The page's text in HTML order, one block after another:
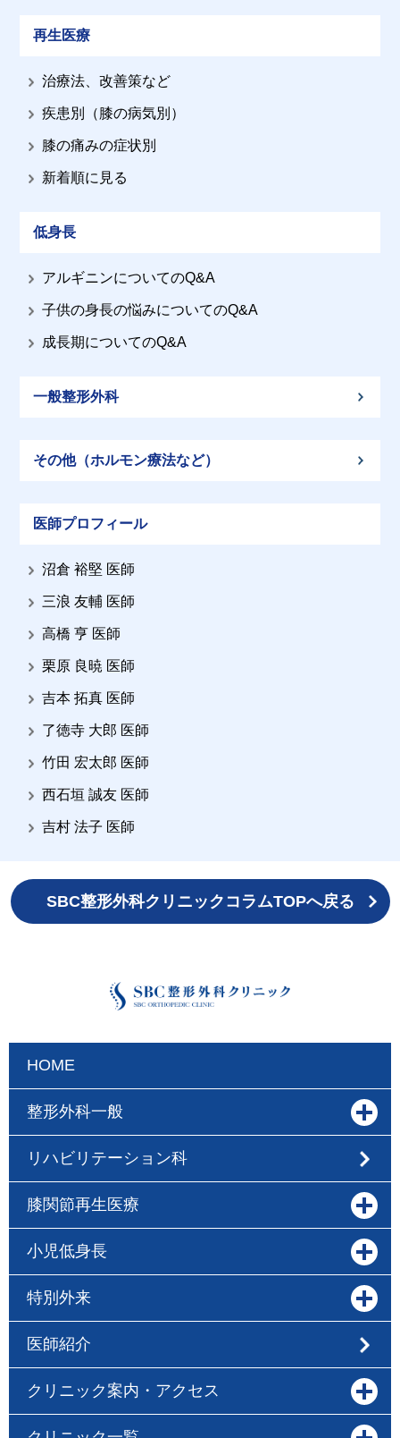
再生医療
治療法、改善策など
疾患別（膝の病気別）
膝の痛みの症状別
新着順に見る
低身長
アルギニンについてのQ&A
子供の身長の悩みについてのQ&A
成長期についてのQ&A
一般整形外科
その他（ホルモン療法など）
医師プロフィール
沼倉 裕堅 医師
三浪 友輔 医師
高橋 亨 医師
栗原 良暁 医師
吉本 拓真 医師
了徳寺 大郎 医師
竹田 宏太郎 医師
西石垣 誠友 医師
吉村 法子 医師
SBC整形外科クリニックコラムTOPへ戻る
HOME
整形外科一般
リハビリテーション科
膝関節再生医療
小児低身長
特別外来
医師紹介
クリニック案内・アクセス